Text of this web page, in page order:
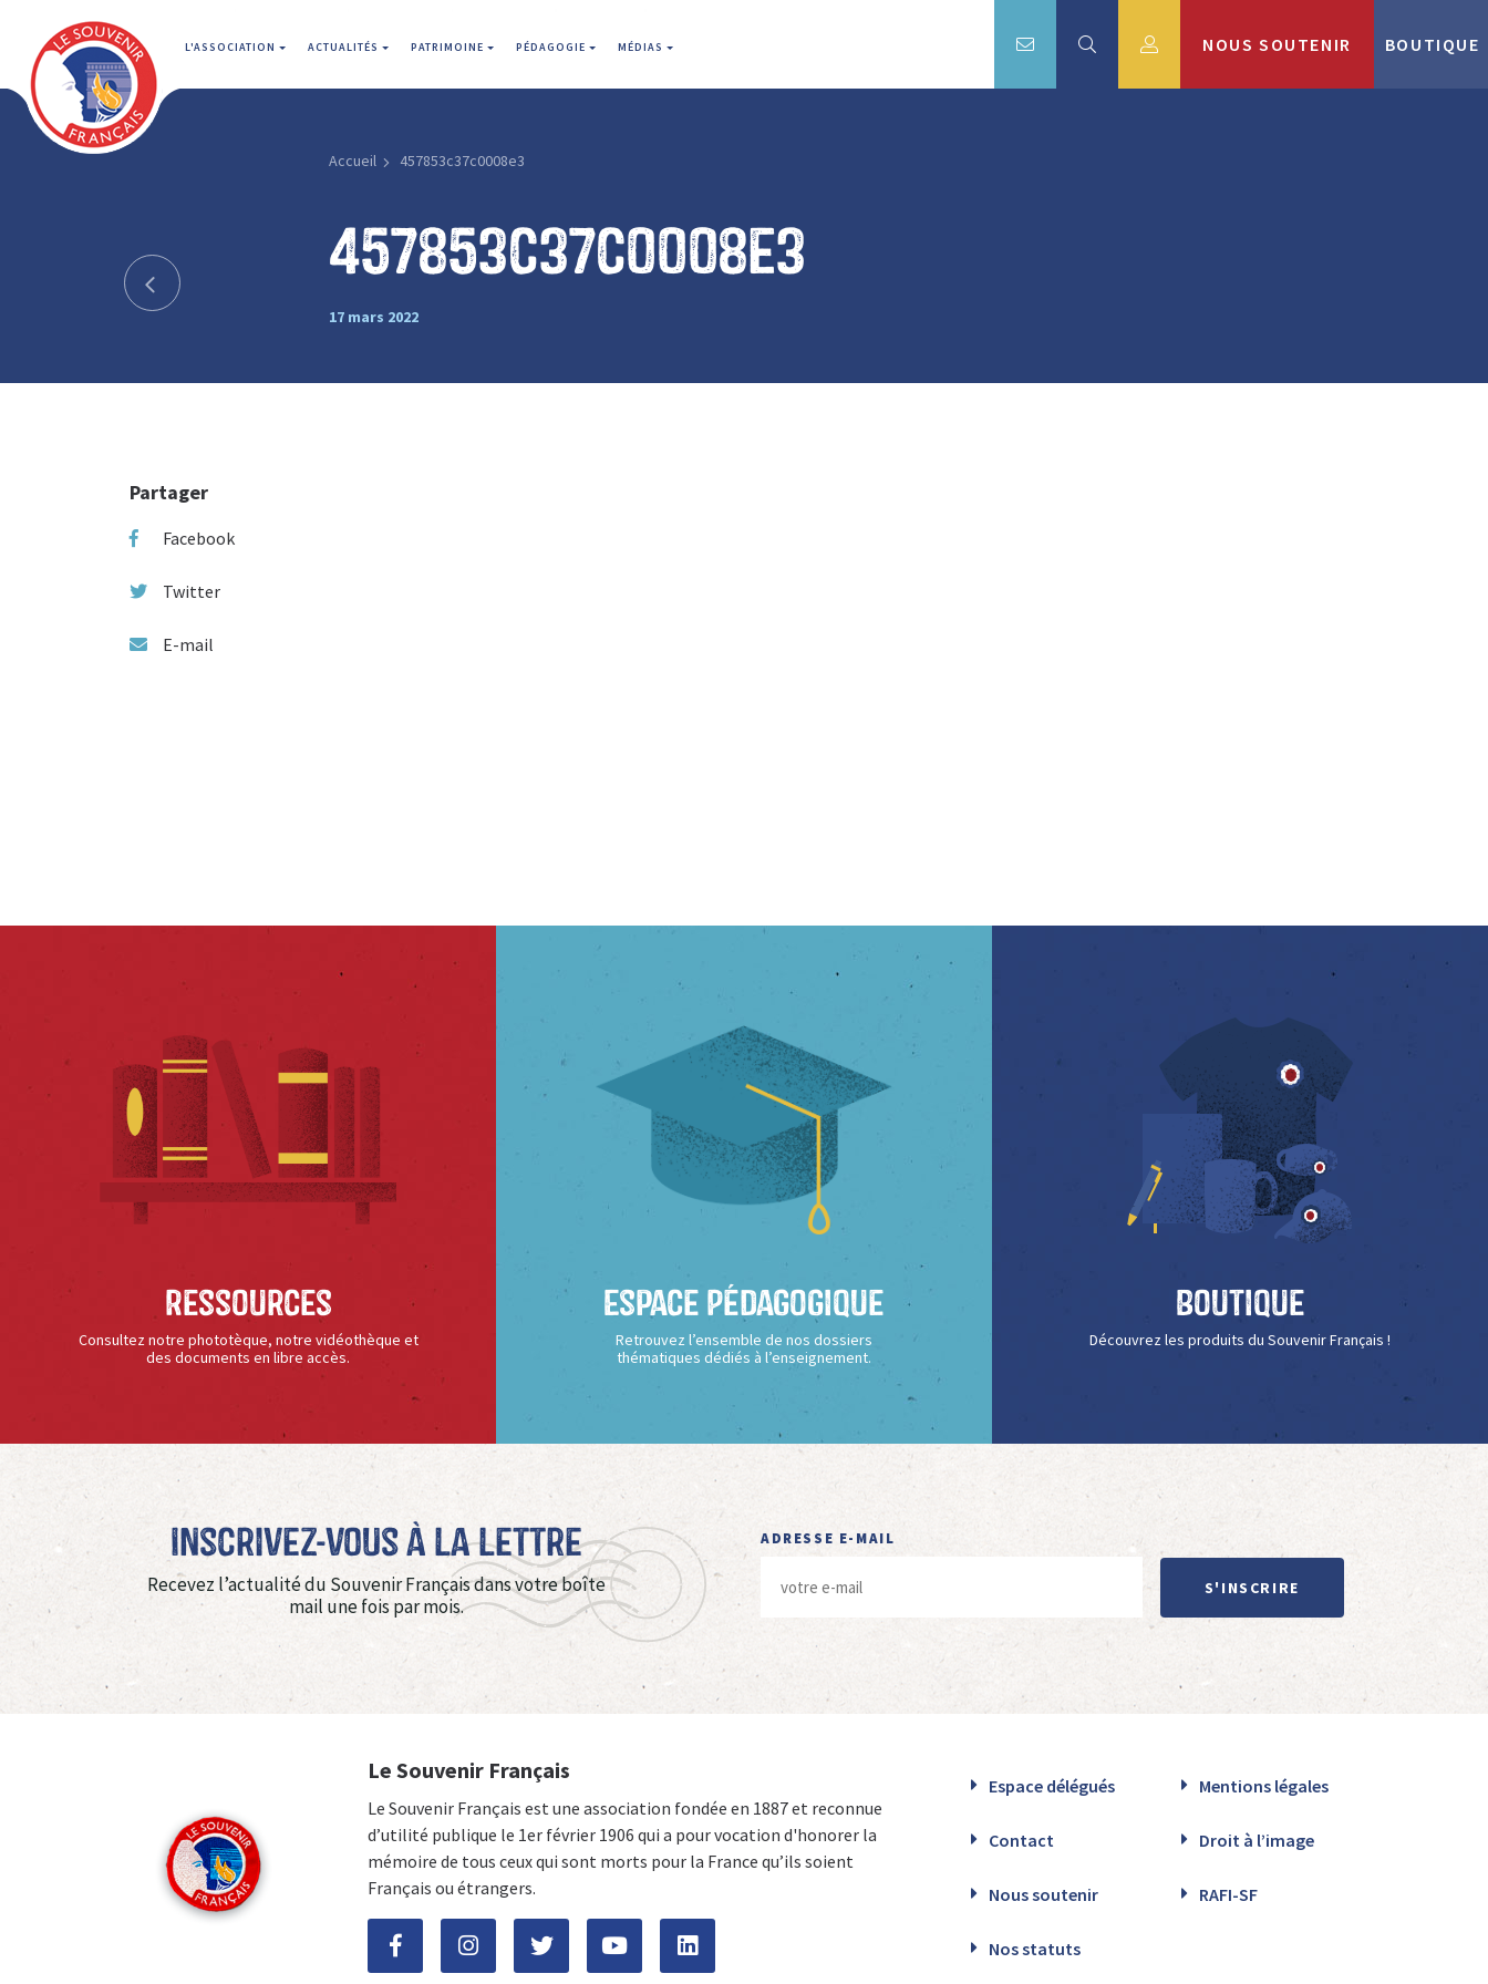
L'ASSOCIATION ACTUALITÉS PATRIMOINE PÉDAGOGIE MÉDIAS NOUS SOUTENIR BOUTIQUE
Accueil 457853c37c0008e3
457853c37c0008e3
17 mars 2022
Partager
Facebook
Twitter
E-mail
Ressources
Consultez notre phototèque, notre vidéothèque et
des documents en libre accès.
Espace Pédagogique
Retrouvez l’ensemble de nos dossiers
thématiques dédiés à l’enseignement.
Boutique
Découvrez les produits du Souvenir Français !
Inscrivez-vous à La Lettre
Recevez l’actualité du Souvenir Français dans votre boîte
mail une fois par mois.
ADRESSE E-MAIL
S'INSCRIRE
Le Souvenir Français
Le Souvenir Français est une association fondée en 1887 et reconnue
d’utilité publique le 1er février 1906 qui a pour vocation d'honorer la
mémoire de tous ceux qui sont morts pour la France qu’ils soient
Français ou étrangers.
Espace délégués Mentions légales
Contact Droit à l’image
Nous soutenir RAFI-SF
Nos statuts